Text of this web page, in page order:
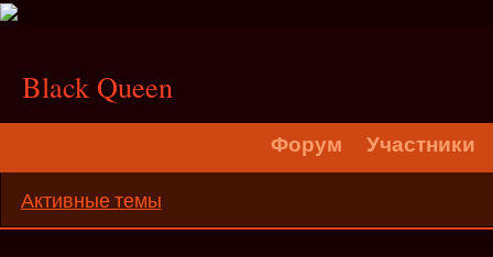
Black Queen
Форум Участники
Активные темы